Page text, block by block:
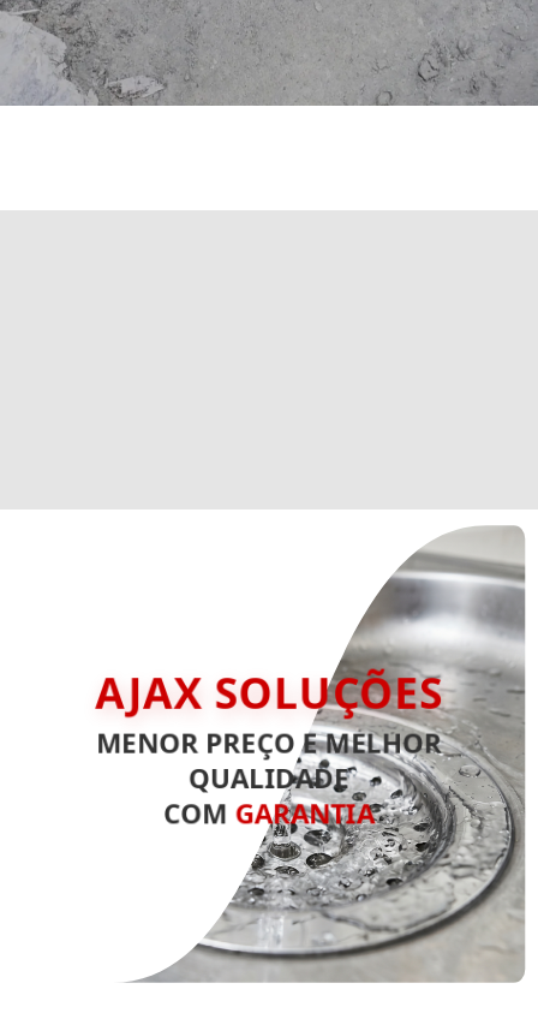
AJAX SOLUÇÕES
MENOR PREÇO E MELHOR
QUALIDADE
COM GARANTIA